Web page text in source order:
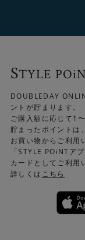
STYLE
DOUBLEDAY
ントが貯まります。
ご購入額に応じて1
貯まったポイントは
お買い物からご利用
「STYLE POiNTア
カードとしてご利用
詳しくは こちら